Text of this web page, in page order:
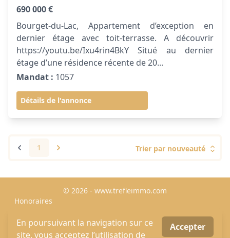
690 000 €
Bourget-du-Lac, Appartement d’exception en
dernier étage avec toit-terrasse. A découvrir
https://youtu.be/Ixu4rin4BkY Situé au dernier
étage d’une résidence récente de 20...
Mandat : 1057
Détails de l'annonce
1 Trier par nouveauté
© 2026 - www.trefleimmo.com
Honoraires
Mentions Légales
MLI -Mon Logiciel Immobilier - Logiciel & Site internet
immobilier
En poursuivant la navigation sur ce
site, vous acceptez l’utilisation de
Accepter